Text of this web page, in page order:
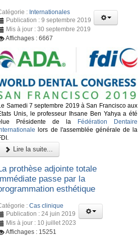
: Internationales
Publication : 9 septembre 2019
Mis à jour : 30 septembre 2019
Affichages : 6667
Samedi 7 septembre 2019 à San Francisco aux
Unis, le professeur Ihsane Ben Yahya a été
Présidente de la
Fédération Dentaire
lors de l'assemblée générale de la
Lire la suite...
prothèse adjointe totale
passe par la
esthétique
:Cas clinique
Publication : 24 juin 2019
Mis à jour : 10 juillet 2023
Affichages : 15251